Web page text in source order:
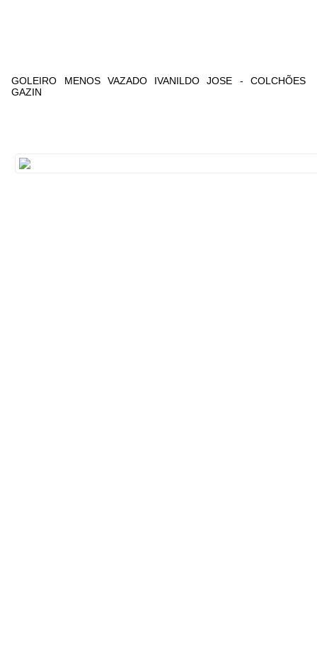
GOLEIRO MENOS VAZADO IVANILDO JOSE - COLCHÕES
GAZIN